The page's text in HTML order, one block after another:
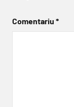
Comentariu *